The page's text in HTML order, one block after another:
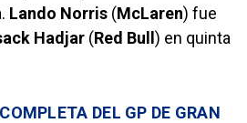
Lando Norris (McLaren) fue
Hadjar (Red Bull) en quinta
DEL GP DE GRAN